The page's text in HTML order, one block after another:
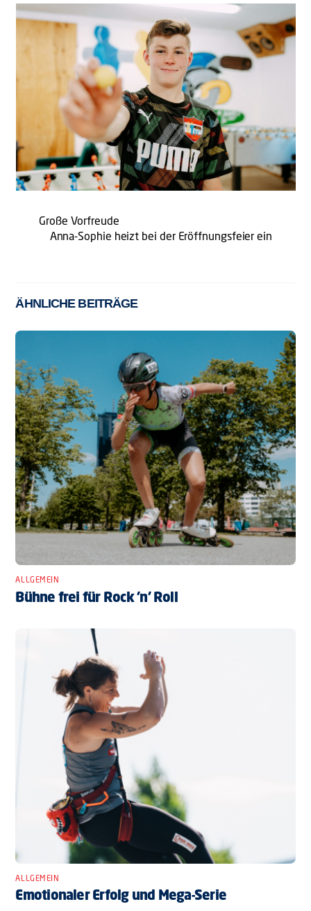
Große Vorfreude
Anna-Sophie heizt bei der Eröffnungsfeier ein
ÄHNLICHE BEITRÄGE
ALLGEMEIN
Bühne frei für Rock ’n’ Roll
ALLGEMEIN
Emotionaler Erfolg und Mega-Serie